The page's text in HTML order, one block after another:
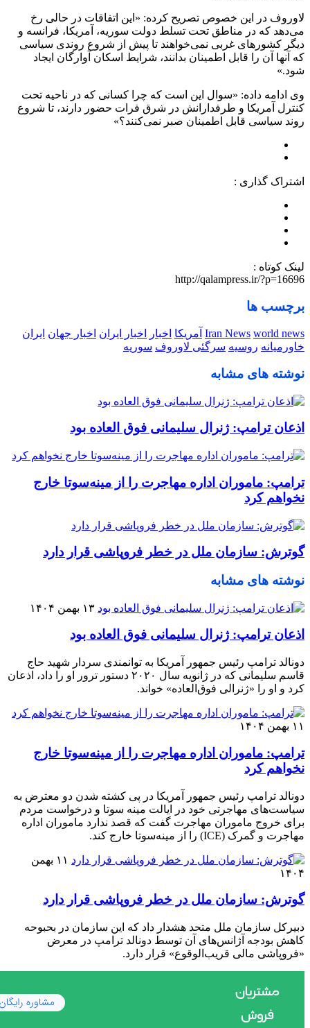
لاوروف در این خصوص تصریح کرده: «این اتفاقات در حالی رخ
می‌دهد که در مناطق تحت تسلط دولت سوریه، آمریکا، فرانسه و
دیگر کشورهای غربی نمی‌خواهند تا پیش از شروع روندی سیاسی
که آنها آن را قابل اطمینان بدانند، شرایط اسکان آوارگان ایجاد
شود.»
وی ادامه داده: «سوال این است که چرا کسانی که در ناحیه تحت
کنترل آمریکا و طرفدارانش در شرق فرات حضور دارند، تا شروع
روند سیاسی قابل اطمینان صبر نمی‌کنند؟»
اشتراک گذاری :
لینک کوتاه :
http://qalampress.ir/?p=16696
برچسب ها
Iran News world news آمریکا اخبار اخبار ایران اخبار جهان ایران
خاورمیانه روسیه سرگئی لاوروف سوریه
نوشته های مشابه
اذعان ترامپ: ژنرال سلیمانی فوق العاده بود
ترامپ: ماموران اداره مهاجرت را از مینه‌سوتا خارج
نخواهم کرد
گوترش: سازمان ملل در خطر فروپاشی قرار دارد
نوشته های مشابه
۱۳ بهمن ۱۴۰۴
اذعان ترامپ: ژنرال سلیمانی فوق العاده بود
دونالد ترامپ رئیس جمهور آمریکا به توانمندی سردار شهید حاج
قاسم سلیمانی که در ژانویه سال ۲۰۲۰ دستور ترور او را داد، اذعان
کرد و او را «ژنرالی فوق‌العاده» خواند.
۱۱ بهمن ۱۴۰۴
ترامپ: ماموران اداره مهاجرت را از مینه‌سوتا خارج
نخواهم کرد
دونالد ترامپ رئیس جمهور آمریکا در پی کشته شدن دو معترض به
سیاست‌های مهاجرتی خود در ایالت مینه سوتا و درخواست مردم
برای خروج ماموران مهاجرت گفت که قصد ندارد ماموران اداره
مهاجرت و گمرک (ICE) را از مینه‌سوتا خارج کند.
۱۱ بهمن
۱۴۰۴
گوترش: سازمان ملل در خطر فروپاشی قرار دارد
دبیرکل سازمان ملل متحد هشدار داد که این سازمان در بحبوحه
کاهش بودجه آژانس‌های آن توسط دونالد ترامپ در معرض
«فروپاشی مالی قریب‌الوقوع» قرار دارد.